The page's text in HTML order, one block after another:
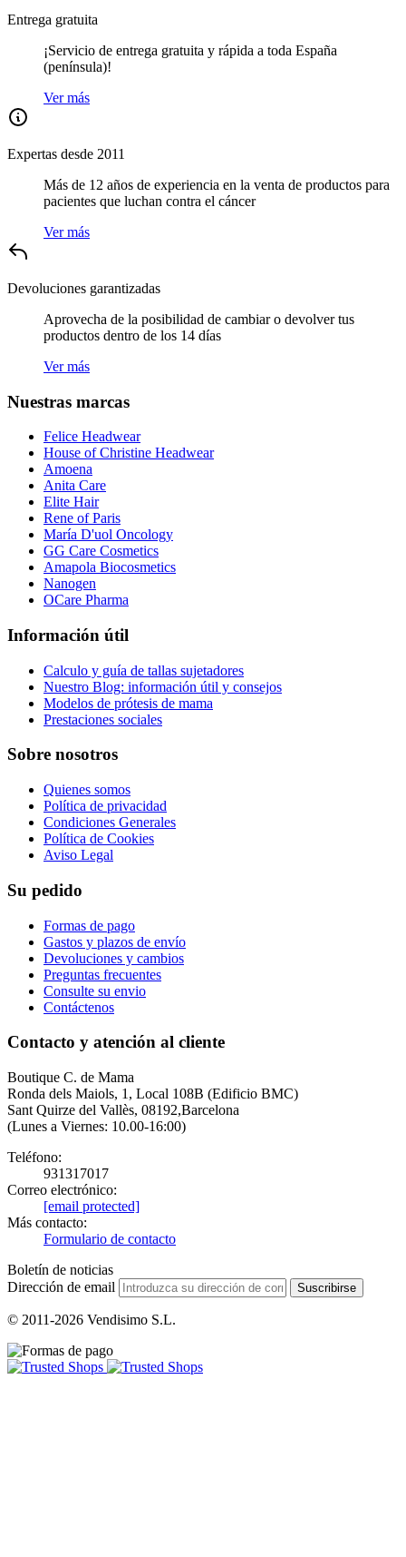
Entrega gratuita
¡Servicio de entrega gratuita y rápida a toda España
(península)!
Ver más
Expertas desde 2011
Más de 12 años de experiencia en la venta de productos para
pacientes que luchan contra el cáncer
Ver más
Devoluciones garantizadas
Aprovecha de la posibilidad de cambiar o devolver tus
productos dentro de los 14 días
Ver más
Nuestras marcas
Felice Headwear
House of Christine Headwear
Amoena
Anita Care
Elite Hair
Rene of Paris
María D'uol Oncology
GG Care Cosmetics
Amapola Biocosmetics
Nanogen
OCare Pharma
Información útil
Calculo y guía de tallas sujetadores
Nuestro Blog: información útil y consejos
Modelos de prótesis de mama
Prestaciones sociales
Sobre nosotros
Quienes somos
Política de privacidad
Condiciones Generales
Política de Cookies
Aviso Legal
Su pedido
Formas de pago
Gastos y plazos de envío
Devoluciones y cambios
Preguntas frecuentes
Consulte su envio
Contáctenos
Contacto y atención al cliente
Boutique C. de Mama
Ronda dels Maiols, 1, Local 108B (Edificio BMC)
Sant Quirze del Vallès, 08192,Barcelona
(Lunes a Viernes: 10.00-16:00)
Teléfono:
931317017
Correo electrónico:
[email protected]
Más contacto:
Formulario de contacto
Boletín de noticias
Dirección de email
Suscribirse
© 2011-2026 Vendisimo S.L.